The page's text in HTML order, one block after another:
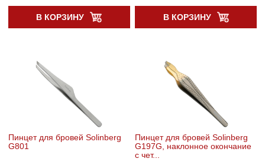
В КОРЗИНУ В КОРЗИНУ
Пинцет для бровей Solinberg
G801
Пинцет для бровей Solinberg
G197G, наклонное окончание
с чет...